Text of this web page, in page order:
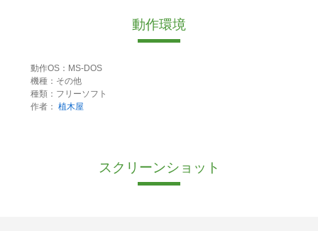
動作環境
動作OS：MS-DOS
機種：その他
種類：フリーソフト
作者： 植木屋
スクリーンショット